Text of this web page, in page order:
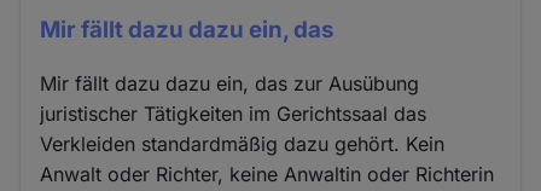
Mir fällt dazu dazu ein, das
Mir fällt dazu dazu ein, das zur Ausübung
juristischer Tätigkeiten im Gerichtssaal das
Verkleiden standardmäßig dazu gehört. Kein
Anwalt oder Richter, keine Anwaltin oder Richterin